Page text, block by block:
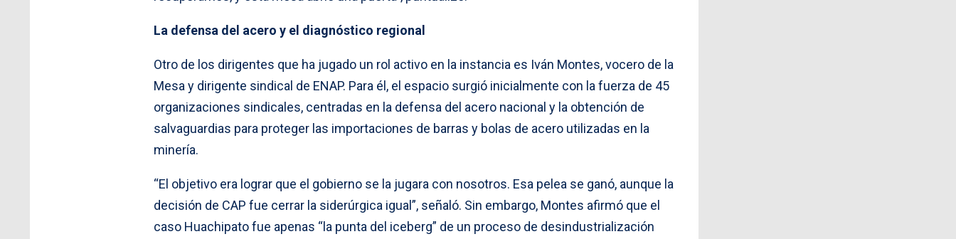
La defensa del acero y el diagnóstico regional
Otro de los dirigentes que ha jugado un rol activo en la instancia es Iván Montes, vocero de la
Mesa y dirigente sindical de ENAP. Para él, el espacio surgió inicialmente con la fuerza de 45
organizaciones sindicales, centradas en la defensa del acero nacional y la obtención de
salvaguardias para proteger las importaciones de barras y bolas de acero utilizadas en la
minería.
“El objetivo era lograr que el gobierno se la jugara con nosotros. Esa pelea se ganó, aunque la
decisión de CAP fue cerrar la siderúrgica igual”, señaló. Sin embargo, Montes afirmó que el
caso Huachipato fue apenas “la punta del iceberg” de un proceso de desindustrialización